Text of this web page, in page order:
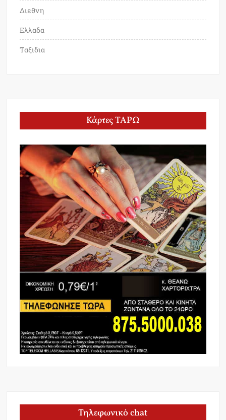
Διεθνη
Ελλαδα
Ταξιδια
Κάρτες ΤΑΡΩ
Τηλεφωνικό chat